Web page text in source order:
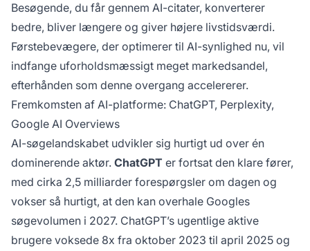
Besøgende, du får gennem AI-citater, konverterer
bedre, bliver længere og giver højere livstidsværdi.
Førstebevægere, der optimerer til AI-synlighed nu, vil
indfange uforholdsmæssigt meget markedsandel,
efterhånden som denne overgang accelererer.
Fremkomsten af AI-platforme: ChatGPT, Perplexity,
Google AI Overviews
AI-søgelandskabet udvikler sig hurtigt ud over én
dominerende aktør. ChatGPT er fortsat den klare fører,
med cirka 2,5 milliarder forespørgsler om dagen og
vokser så hurtigt, at den kan overhale Googles
søgevolumen i 2027. ChatGPT’s ugentlige aktive
brugere voksede 8x fra oktober 2023 til april 2025 og